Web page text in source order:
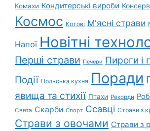
Комахи Кондитерські вироби
Космос Котові М'ясні страви
Напої Новітні
Перші страви Печери Пироги і
Події Польська кухня Поради
явища та стихії Птахи Рекорди
Свята Скарби Спорт Ссавці Страви з
Страви з овочами Страви з